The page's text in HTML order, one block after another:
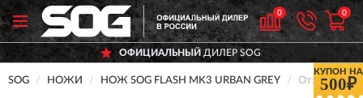
0 0
ОФИЦИАЛЬНЫЙ ДИЛЕР SOG
КУПОН НА
500₽
SOG НОЖИ НОЖ SOG FLASH MK3 URBAN GREY Отзывы о